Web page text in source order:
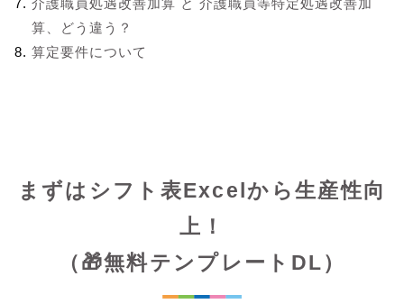
介護職員処遇改善加算 と 介護職員等特定処遇改善加
算、どう違う？
算定要件について
まずはシフト表Excelから生産性向
上！
（🎁無料テンプレートDL）